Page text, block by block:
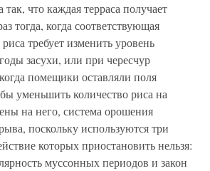
что каждая терраса получает
тогда, когда соответствующая
требует изменить уровень
засухи, или при чересчур
помещики оставляли поля
уменьшить количество риса на
на него, система орошения
поскольку используются три
которых приостановить нельзя:
муссонных периодов и закон